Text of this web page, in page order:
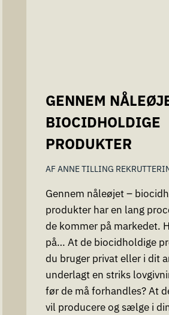
GENNEM
BIOCIDHOLDIGE
PRODUKTER
AFANNE TILLING
Gennem nåleøjet –
produkter har en lang
de kommer på markedet.
på… At de biocidholdige
du bruger privat eller i dit
underlagt en striks
før de må forhandles? At
vil producere og sælge i